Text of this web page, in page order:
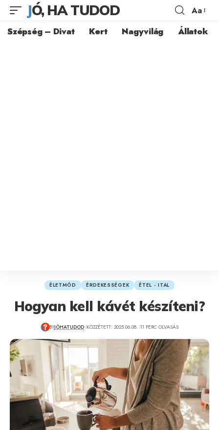
JÓ, HA TUDOD Aa
Szépség – Divat Kert Nagyvilág Állatok
ÉLETMÓD ÉRDEKESSÉGEK ÉTEL - ITAL
Hogyan kell kávét készíteni?
BYJÓHATUDOD KÖZZÉTETT: 2025.06.08. 11 PERC OLVASÁS